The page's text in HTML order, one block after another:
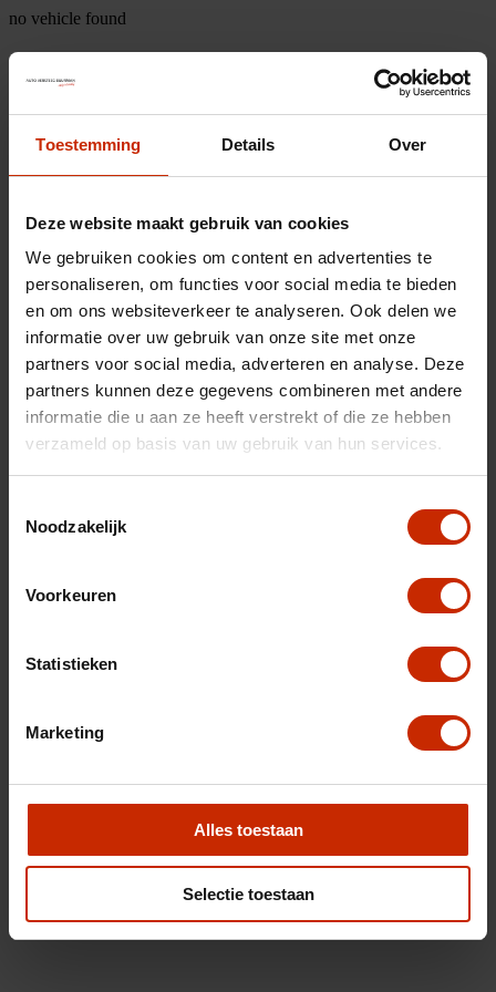
Toestemming Details Over
Deze website maakt gebruik van cookies
We gebruiken cookies om content en advertenties te
personaliseren, om functies voor social media te bieden
en om ons websiteverkeer te analyseren. Ook delen we
informatie over uw gebruik van onze site met onze
partners voor social media, adverteren en analyse. Deze
partners kunnen deze gegevens combineren met andere
informatie die u aan ze heeft verstrekt of die ze hebben
verzameld op basis van uw gebruik van hun services.
Noodzakelijk
Voorkeuren
Statistieken
Marketing
Alles toestaan
Selectie toestaan
no vehicle found